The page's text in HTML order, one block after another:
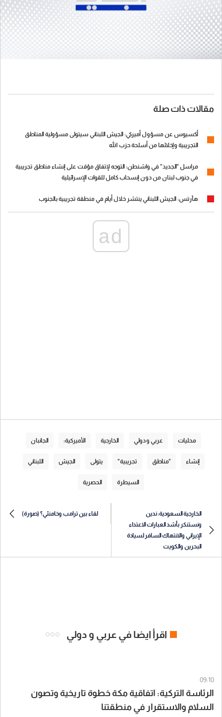
مقالات ذات صلة
أكسيوس عن مسؤول أميركي: الجيش اللبناني سيتولى مسؤولية المناطق
التجريبية وإخلائها من أسلحة حزب الله
مراسل "الجديد" في واشنطن: التوجه لإتفاق مؤقت على إنشاء مناطق تجريبية
في جنوب لبنان من دون إنسحاب كامل للقوات الإسرائيلية
هآرتس: الجيش اللبناني ينتشر خلال أيام في منطقة تجريبية بالجنوب
ad
محليات عربي و دولي الخارجية الأميركية: الجانبان
إنشاء "مناطق تجريبية" يتولى الجيش اللبناني
السيطرة الحصرية
الخارجية السعودية: ندين
ونستنكر بأشد العبارات الاعتداء
الإيراني والانتهاك السافر لسيادة
البحرين والكويت
لقاء بين ترامب وخامنئي؟ (صورة)
اقرأ ايضا في عربي و دولي
09:10
الرئاسة التركية: اتفاقية مكة خطوة تاريخية وتصون
السلام والاستقرار في منطقتنا